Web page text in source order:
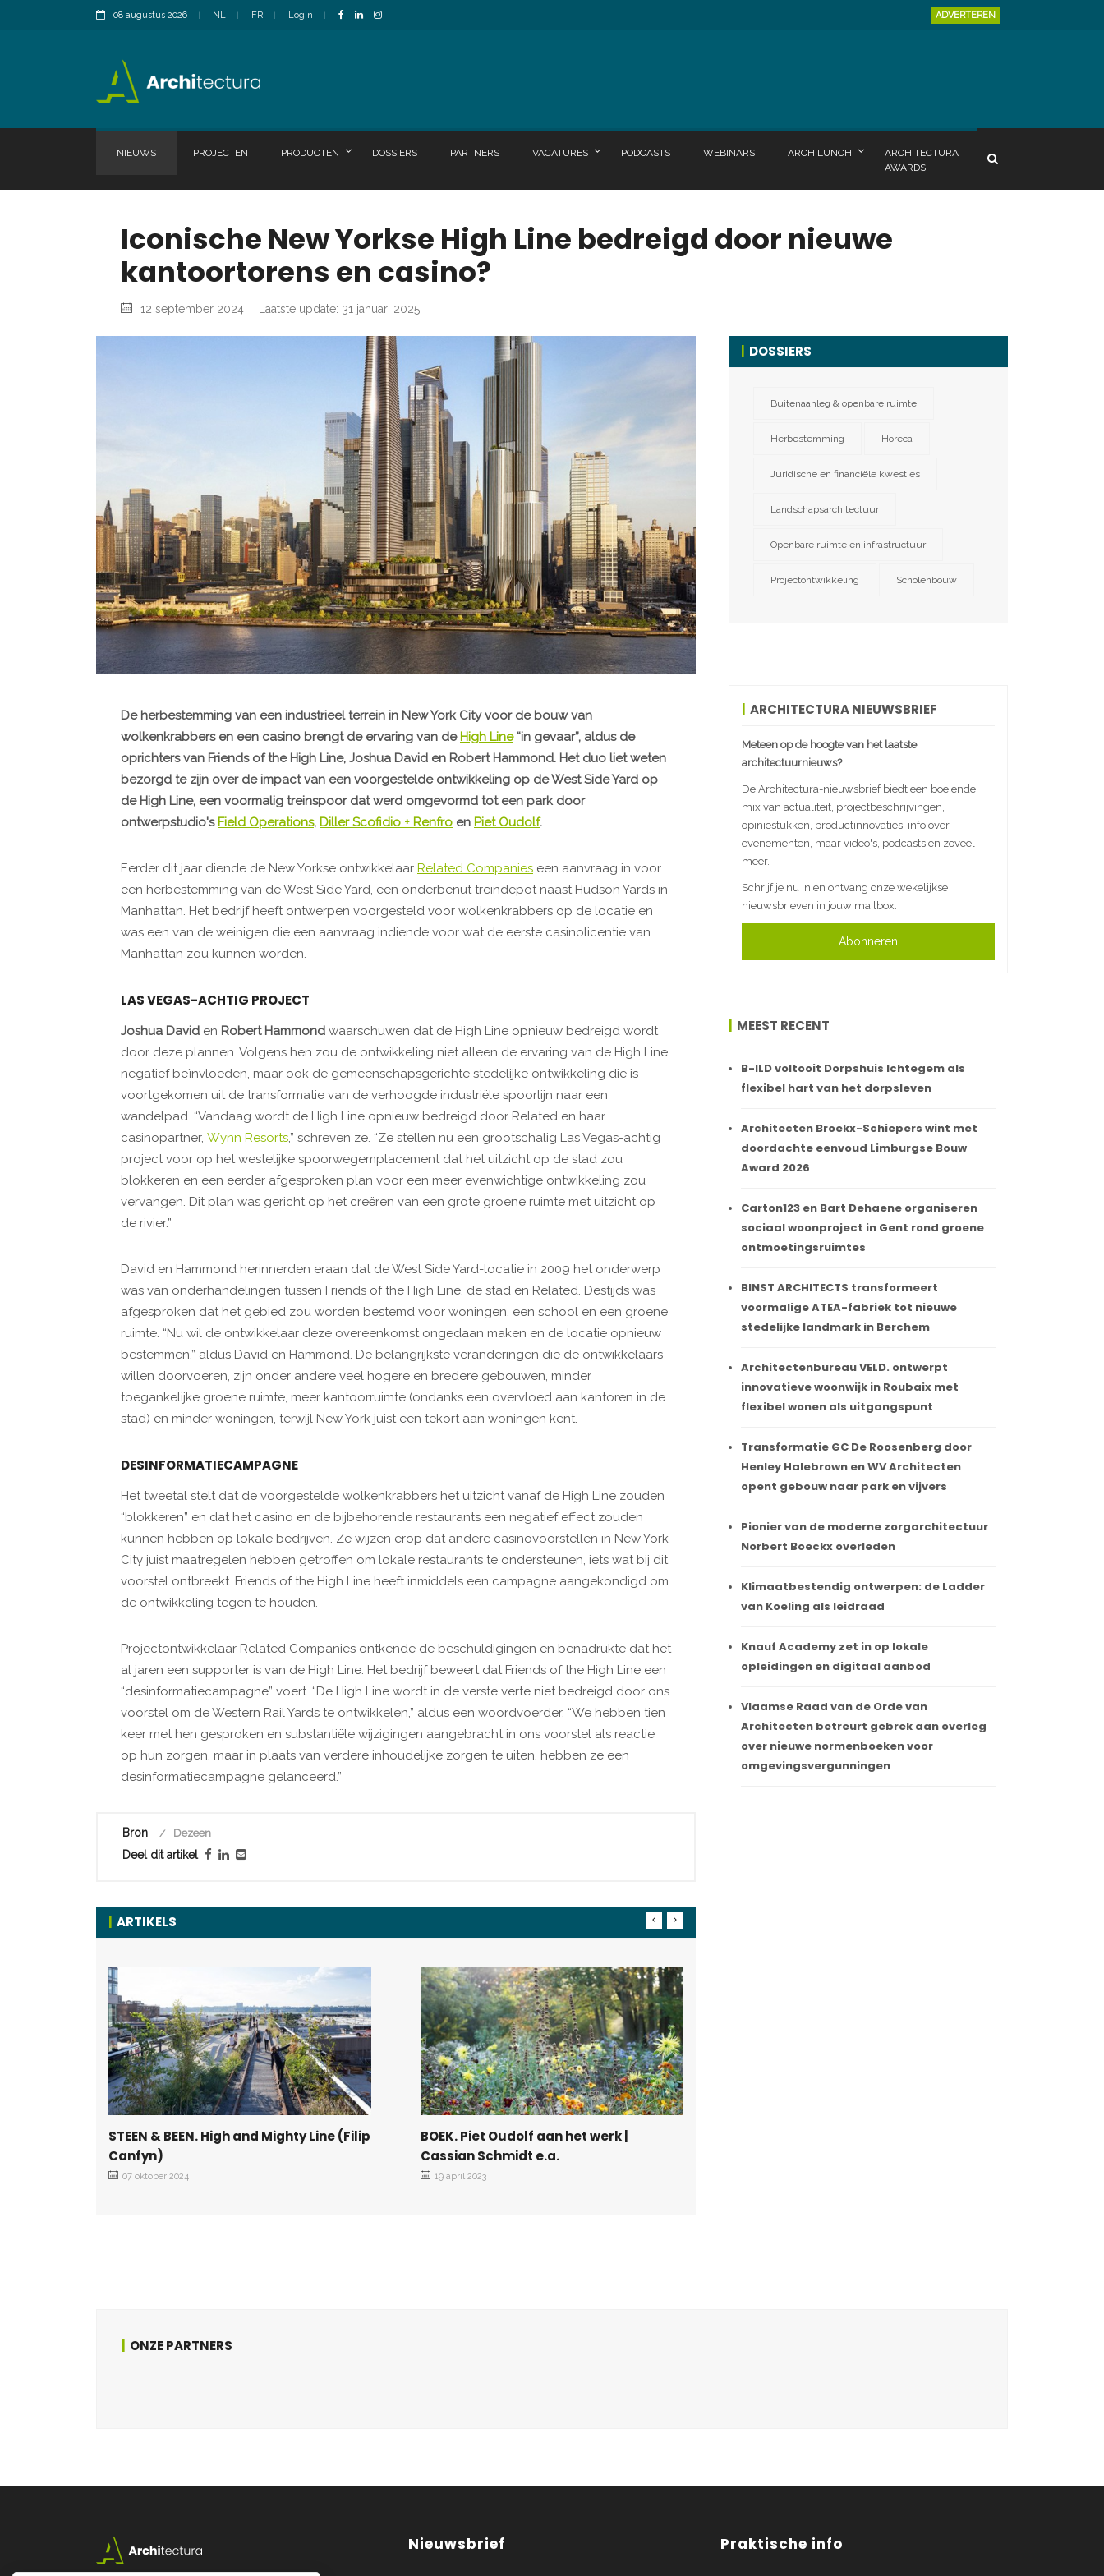
08 augustus 2026 NL FR Login ADVERTEREN
NIEUWS PROJECTEN PRODUCTEN DOSSIERS PARTNERS VACATURES PODCASTS WEBINARS ARCHILUNCH
ARCHITECTURA
AWARDS
Iconische New Yorkse High Line bedreigd door nieuwe
kantoortorens en casino?
12 september 2024 Laatste update: 31 januari 2025
De herbestemming van een industrieel terrein in New York City voor de bouw van
wolkenkrabbers en een casino brengt de ervaring van de High Line“in gevaar”, aldus de
oprichters van Friends of the High Line, Joshua David en Robert Hammond. Het duo liet weten
bezorgd te zijn over de impact van een voorgestelde ontwikkeling op de West Side Yard op
de High Line, een voormalig treinspoor dat werd omgevormd tot een park door
ontwerpstudio's Field Operations, Diller Scofidio + Renfro en Piet Oudolf.
Eerder dit jaar diende de New Yorkse ontwikkelaar Related Companies een aanvraag in voor
een herbestemming van de West Side Yard, een onderbenut treindepot naast Hudson Yards in
Manhattan. Het bedrijf heeft ontwerpen voorgesteld voor wolkenkrabbers op de locatie en
was een van de weinigen die een aanvraag indiende voor wat de eerste casinolicentie van
Manhattan zou kunnen worden.
LAS VEGAS-ACHTIG PROJECT
Joshua David en Robert Hammond waarschuwen dat de High Line opnieuw bedreigd wordt
door deze plannen. Volgens hen zou de ontwikkeling niet alleen de ervaring van de High Line
negatief beïnvloeden, maar ook de gemeenschapsgerichte stedelijke ontwikkeling die is
voortgekomen uit de transformatie van de verhoogde industriële spoorlijn naar een
wandelpad. “Vandaag wordt de High Line opnieuw bedreigd door Related en haar
casinopartner, Wynn Resorts,” schreven ze. “Ze stellen nu een grootschalig Las Vegas-achtig
project voor op het westelijke spoorwegemplacement dat het uitzicht op de stad zou
blokkeren en een eerder afgesproken plan voor een meer evenwichtige ontwikkeling zou
vervangen. Dit plan was gericht op het creëren van een grote groene ruimte met uitzicht op
de rivier.”
David en Hammond herinnerden eraan dat de West Side Yard-locatie in 2009 het onderwerp
was van onderhandelingen tussen Friends of the High Line, de stad en Related. Destijds was
afgesproken dat het gebied zou worden bestemd voor woningen, een school en een groene
ruimte. “Nu wil de ontwikkelaar deze overeenkomst ongedaan maken en de locatie opnieuw
bestemmen,” aldus David en Hammond. De belangrijkste veranderingen die de ontwikkelaars
willen doorvoeren, zijn onder andere veel hogere en bredere gebouwen, minder
toegankelijke groene ruimte, meer kantoorruimte (ondanks een overvloed aan kantoren in de
stad) en minder woningen, terwijl New York juist een tekort aan woningen kent.
DESINFORMATIECAMPAGNE
Het tweetal stelt dat de voorgestelde wolkenkrabbers het uitzicht vanaf de High Line zouden
“blokkeren” en dat het casino en de bijbehorende restaurants een negatief effect zouden
kunnen hebben op lokale bedrijven. Ze wijzen erop dat andere casinovoorstellen in New York
City juist maatregelen hebben getroffen om lokale restaurants te ondersteunen, iets wat bij dit
voorstel ontbreekt. Friends of the High Line heeft inmiddels een campagne aangekondigd om
de ontwikkeling tegen te houden.
Projectontwikkelaar Related Companies ontkende de beschuldigingen en benadrukte dat het
al jaren een supporter is van de High Line. Het bedrijf beweert dat Friends of the High Line een
“desinformatiecampagne” voert. “De High Line wordt in de verste verte niet bedreigd door ons
voorstel om de Western Rail Yards te ontwikkelen,” aldus een woordvoerder. “We hebben tien
keer met hen gesproken en substantiële wijzigingen aangebracht in ons voorstel als reactie
op hun zorgen, maar in plaats van verdere inhoudelijke zorgen te uiten, hebben ze een
desinformatiecampagne gelanceerd.”
Bron Dezeen
Deel dit artikel
ARTIKELS
STEEN & BEEN. High and Mighty Line (Filip
Canfyn)
07 oktober 2024
BOEK. Piet Oudolf aan het werk |
Cassian Schmidt e.a.
19 april 2023
DOSSIERS
Buitenaanleg & openbare ruimte
Herbestemming Horeca
Juridische en financiële kwesties
Landschapsarchitectuur
Openbare ruimte en infrastructuur
Projectontwikkeling Scholenbouw
ARCHITECTURA NIEUWSBRIEF
Meteen op de hoogte van het laatste
architectuurnieuws?
De Architectura-nieuwsbrief biedt een boeiende
mix van actualiteit, projectbeschrijvingen,
opiniestukken, productinnovaties, info over
evenementen, maar video's, podcasts en zoveel
meer.
Schrijf je nu in en ontvang onze wekelijkse
nieuwsbrieven in jouw mailbox.
Abonneren
MEEST RECENT
B-ILD voltooit Dorpshuis Ichtegem als
flexibel hart van het dorpsleven
Architecten Broekx-Schiepers wint met
doordachte eenvoud Limburgse Bouw
Award 2026
Carton123 en Bart Dehaene organiseren
sociaal woonproject in Gent rond groene
ontmoetingsruimtes
BINST ARCHITECTS transformeert
voormalige ATEA-fabriek tot nieuwe
stedelijke landmark in Berchem
Architectenbureau VELD. ontwerpt
innovatieve woonwijk in Roubaix met
flexibel wonen als uitgangspunt
Transformatie GC De Roosenberg door
Henley Halebrown en WV Architecten
opent gebouw naar park en vijvers
Pionier van de moderne zorgarchitectuur
Norbert Boeckx overleden
Klimaatbestendig ontwerpen: de Ladder
van Koeling als leidraad
Knauf Academy zet in op lokale
opleidingen en digitaal aanbod
Vlaamse Raad van de Orde van
Architecten betreurt gebrek aan overleg
over nieuwe normenboeken voor
omgevingsvergunningen
ONZE PARTNERS
Nieuwsbrief Praktische info